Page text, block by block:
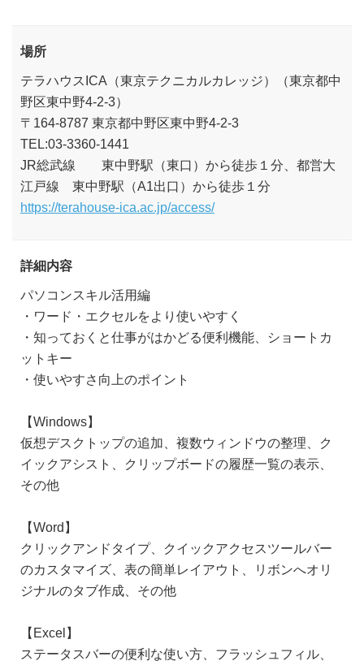
場所
テラハウスICA（東京テクニカルカレッジ）（東京都中
野区東中野4-2-3）
〒164-8787 東京都中野区東中野4-2-3
TEL:03-3360-1441
JR総武線 東中野駅（東口）から徒歩１分、都営大
江戸線 東中野駅（A1出口）から徒歩１分
https://terahouse-ica.ac.jp/access/
詳細内容
パソコンスキル活用編
・ワード・エクセルをより使いやすく
・知っておくと仕事がはかどる便利機能、ショートカ
ットキー
・使いやすさ向上のポイント
【Windows】
仮想デスクトップの追加、複数ウィンドウの整理、ク
イックアシスト、クリップボードの履歴一覧の表示、
その他
【Word】
クリックアンドタイプ、クイックアクセスツールバー
のカスタマイズ、表の簡単レイアウト、リボンへオリ
ジナルのタブ作成、その他
【Excel】
ステータスバーの便利な使い方、フラッシュフィル、